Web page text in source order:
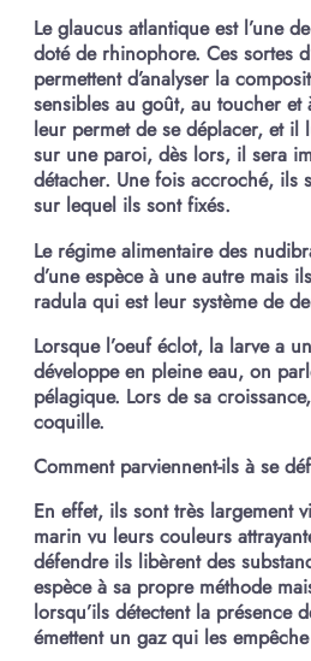
Le glaucus atlantique est l’une
doté de rhinophore. Ces sortes
permettent d’analyser la
sensibles au goût, au toucher et
leur permet de se déplacer, et il
sur une paroi, dès lors, il sera
détacher. Une fois accroché, ils
sur lequel ils sont fixés.
Le régime alimentaire des
d’une espèce à une autre mais
radula qui est leur système de
Lorsque l’oeuf éclot, la larve a
développe en pleine eau, on
pélagique. Lors de sa
coquille.
Comment parviennent-ils à se
En effet, ils sont très largement
marin vu leurs couleurs
défendre ils libèrent des
espèce à sa propre méthode
lorsqu’ils détectent la présence
émettent un gaz qui les